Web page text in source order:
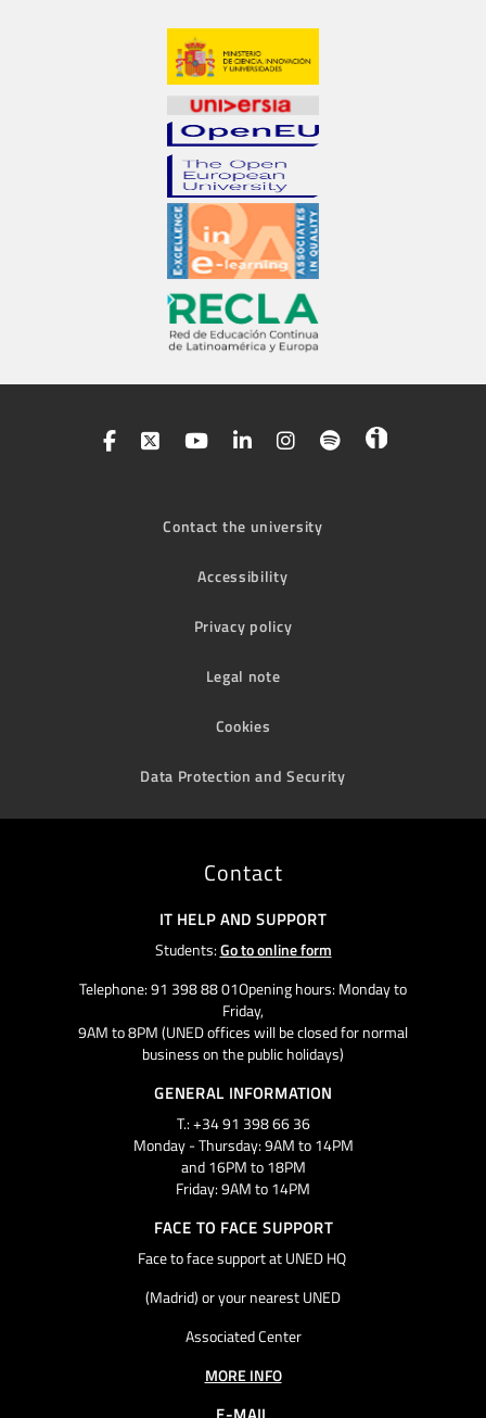
Contact the university
Accessibility
Privacy policy
Legal note
Cookies
Data Protection and Security
Contact
IT HELP AND SUPPORT
Students:Go to online form
Telephone: 91 398 88 01Opening hours: Monday to
Friday,
9AM to 8PM (UNED offices will be closed for normal
business on the public holidays)
GENERAL INFORMATION
T.: +34 91 398 66 36
Monday - Thursday: 9AM to 14PM
and 16PM to 18PM
Friday: 9AM to 14PM
FACE TO FACE SUPPORT
Face to face support at UNED HQ
(Madrid) or your nearest UNED
Associated Center
MORE INFO